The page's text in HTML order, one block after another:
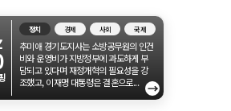
정치 경제 사회 국제
추미애 경기도지사는 소방공무원의 인건
비와 운영비가 지방정부에 과도하게 부
담되고 있다며 재정개혁의 필요성을 강
조했고, 이재명 대통령은 결혼으로...
→